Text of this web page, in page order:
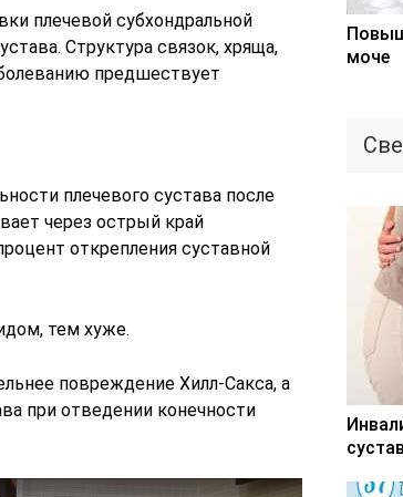
плечевой субхондральной
Структура связок, хряща,
предшествует
плечевого сустава после
через острый край
открепления суставной
тем хуже.
повреждение Хилл-Сакса, а
при отведении конечности
моче